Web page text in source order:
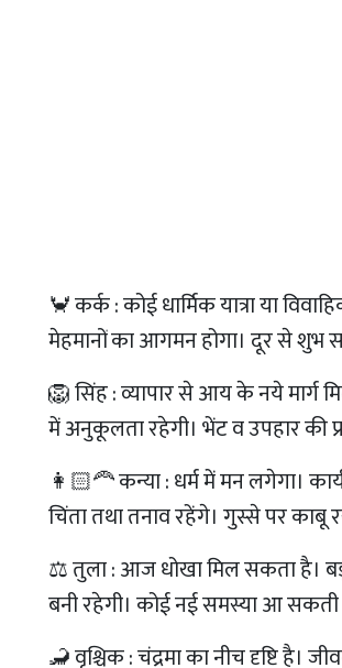
🦀 कर्क : कोई धार्मिक यात्रा या
मेहमानों का आगमन होगा। दूर से शुभ
🦁 सिंह : व्यापार से आय के नये मार्ग
में अनुकूलता रहेगी। भेंट व उपहार की
👩🏻‍🦰 कन्या : धर्म में मन लगेगा।
चिंता तथा तनाव रहेंगे। गुस्से पर काबू
⚖ तुला : आज धोखा मिल सकता है।
बनी रहेगी। कोई नई समस्या आ सकती
🦂 वृश्चिक : चंद्रमा का नीच दृष्टि है।